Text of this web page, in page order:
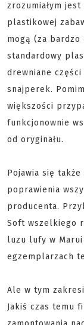
zrozumiałym
plastikowej
mogą (za bardzo
standardowy
drewniane
snajperek.
większości
funkcjonownie
od oryginału.
Pojawia się
poprawienia
producenta.
Soft wszelkiego
luzu lufy w Marui
egzemplarzach
Ale w tym
Jakiś czas temu